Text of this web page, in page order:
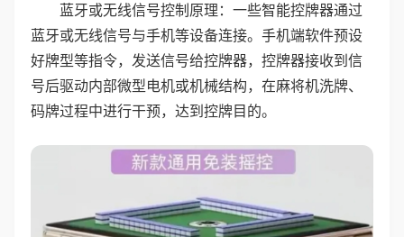
蓝牙或无线信号控制原理：一些智能控牌器通过
蓝牙或无线信号与手机等设备连接。手机端软件预设
好牌型等指令，发送信号给控牌器，控牌器接收到信
号后驱动内部微型电机或机械结构，在麻将机洗牌、
码牌过程中进行干预，达到控牌目的。